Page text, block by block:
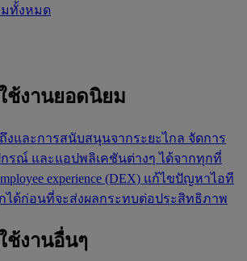
มทั้งหมด
ช้งานยอดนิยม
งและการสนับสนุนจากระยะไกล จัดการ
รณ์ และแอปพลิเคชันต่างๆ ได้จากทุกที่
experience (DEX) แก้ไขปัญหาไอที
ได้ก่อนที่จะส่งผลกระทบต่อประสิทธิภาพ
ช้งานอื่นๆ